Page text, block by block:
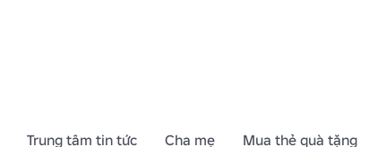
Trung tâm tin tức Cha mẹ Mua thẻ quà tặng